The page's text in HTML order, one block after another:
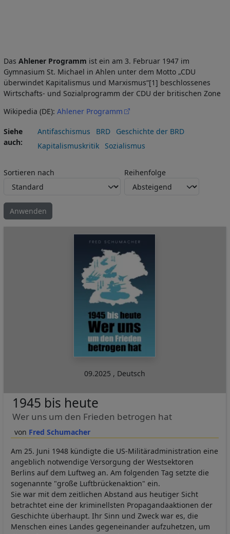
Das Ahlener Programm ist ein am 3. Februar 1947 im
Gymnasium St. Michael in Ahlen unter dem Motto „CDU
überwindet Kapitalismus und Marxismus“[1] beschlossenes
Wirtschafts- und Sozialprogramm der CDU der britischen Zone
Wikipedia (DE): Ahlener Programm
Siehe
auch
Antifaschismus BRD
Geschichte der BRD
Kapitalismuskritik
Sozialismus
Sortieren nach Reihenfolge
09.2025 , Deutsch
Fred Schumacher
1945 bis heute
Wer uns um den Frieden betrogen hat
Am 25. Juni 1948 kündigte die US-Militäradministration eine
angeblich notwendige Versorgung der Westsektoren
Berlins auf dem Luftweg an. Am folgenden Tag setzte die
sogenannte "große Luftbrückenaktion" ein.
Sie war mit dem zeitlichen Abstand aus heutiger Sicht
betrachtet eine der kriminellsten Propagandaaktionen der
Geschichte überhaupt. Ihr Sinn und Zweck war es, die
Menschen eines Landes gegeneinander aufzuhetzen, um